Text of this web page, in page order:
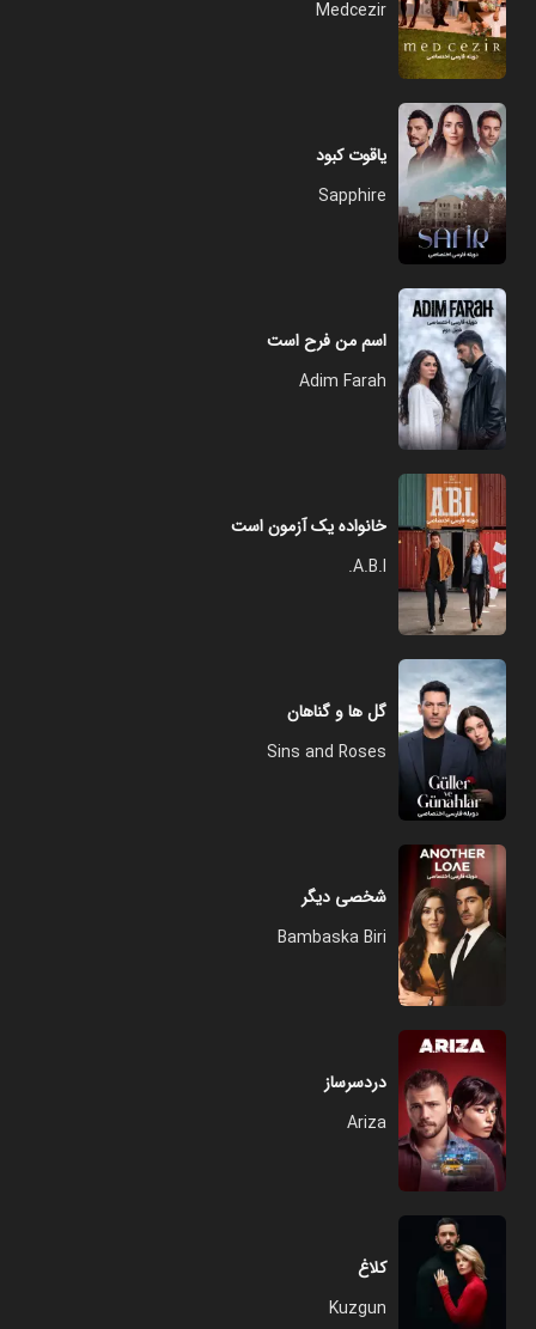
Medcezir
یاقوت کبود
Sapphire
اسم من فرح است
Adim Farah
خانواده یک آزمون است
A.B.I.
گل ها و گناهان
Sins and Roses
شخصی دیگر
Bambaska Biri
دردسرساز
Ariza
کلاغ
Kuzgun